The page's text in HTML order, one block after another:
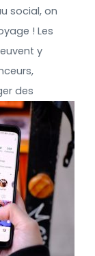
social, on
! Les
y
des